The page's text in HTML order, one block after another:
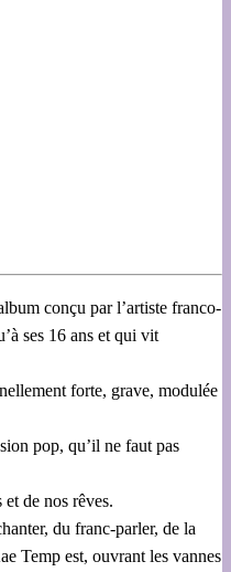
conçu par l’artiste franco-
ses 16 ans et qui vit
forte, grave, modulée
pop, qu’il ne faut pas
de nos rêves.
du franc-parler, de la
Temp est, ouvrant les vannes